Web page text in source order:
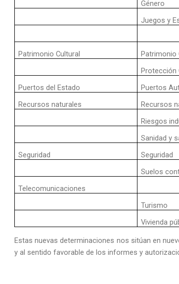
Género
Juegos y
Patrimonio Cultural
Patrimonio
Protección
Puertos del Estado
Puertos
Recursos naturales
Recursos
Riesgos
Sanidad y
Seguridad
Seguridad
Suelos
Telecomunicaciones
Turismo
Vivienda
Estas nuevas determinaciones nos sitúan en
y al sentido favorable de los informes y